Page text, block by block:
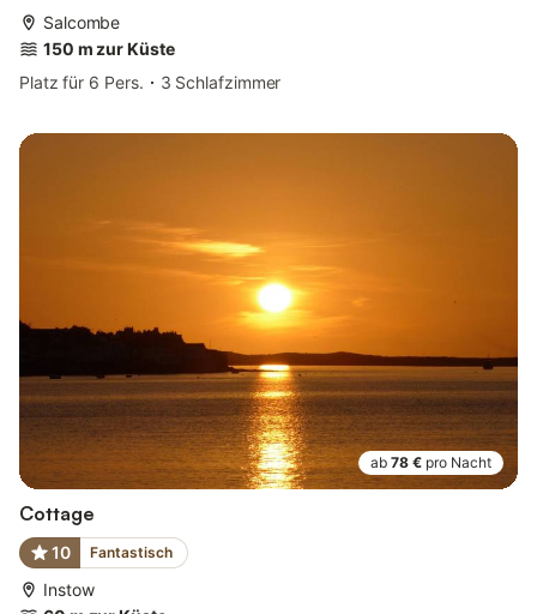
Salcombe
150 m zur Küste
Platz für 6 Pers.
3 Schlafzimmer
ab 78 € pro Nacht
Cottage
10 Fantastisch
Instow